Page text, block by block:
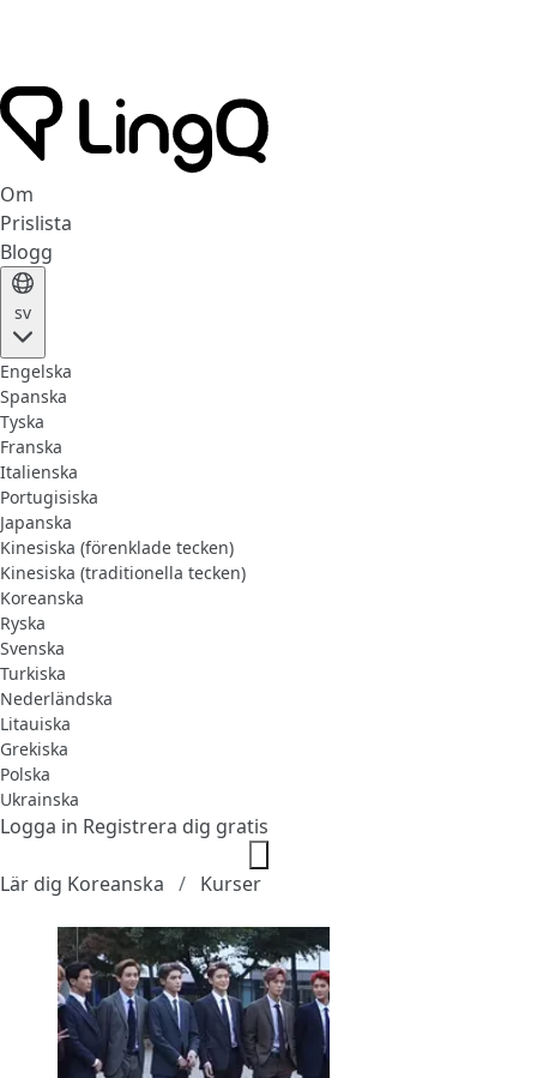
Om
Prislista
Blogg
sv
Engelska
Spanska
Tyska
Franska
Italienska
Portugisiska
Japanska
Kinesiska (förenklade tecken)
Kinesiska (traditionella tecken)
Koreanska
Ryska
Svenska
Turkiska
Nederländska
Litauiska
Grekiska
Polska
Ukrainska
Logga in Registrera dig gratis
Lär dig Koreanska Kurser